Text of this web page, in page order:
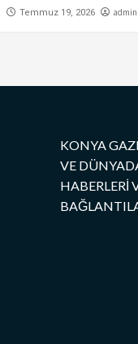
Temmuz 19, 2026 admin
KONYA
VE
HABERLERİ